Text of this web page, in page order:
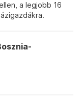
a legjobb 16